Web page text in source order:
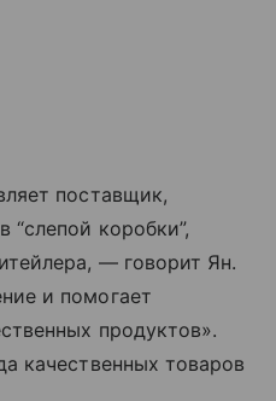
поставщик,
“слепой коробки”,
— говорит Ян.
и помогает
продуктов».
качественных товаров